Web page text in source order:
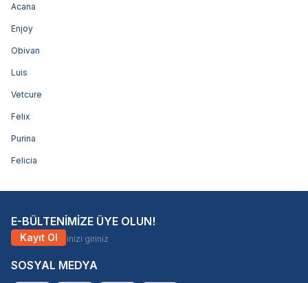
Acana
Enjoy
Obivan
Luis
Vetcure
Felix
Purina
Felicia
E-BÜLTENİMİZE ÜYE OLUN!
Kayıt Ol
SOSYAL MEDYA